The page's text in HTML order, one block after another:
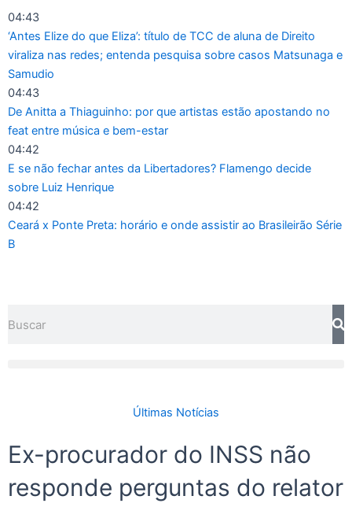
04:43
‘Antes Elize do que Eliza’: título de TCC de aluna de Direito
viraliza nas redes; entenda pesquisa sobre casos Matsunaga e
Samudio
04:43
De Anitta a Thiaguinho: por que artistas estão apostando no
feat entre música e bem-estar
04:42
E se não fechar antes da Libertadores? Flamengo decide
sobre Luiz Henrique
04:42
Ceará x Ponte Preta: horário e onde assistir ao Brasileirão Série
B
Últimas Notícias
Ex-procurador do INSS não
responde perguntas do relator